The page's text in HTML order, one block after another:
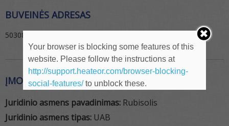
BUVEINĖS ADRESAS
50308
ĮMONĖS REKVIZITAI
Juridinio asmens pavadinimas: Rubisolis
Juridinio asmens tipas: UAB
Your browser is blocking some features of this
website. Please follow the instructions at
http://support.heateor.com/browser-blocking-
social-features/to unblock these.